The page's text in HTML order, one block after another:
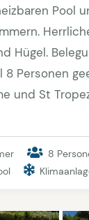
Pool
Hügel.
8 Personen
und St
8